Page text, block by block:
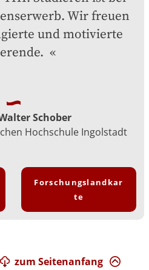
Wir freuen
und motivierte
Schober
Hochschule Ingolstadt
Forschungslandkar
te
zum Seitenanfang